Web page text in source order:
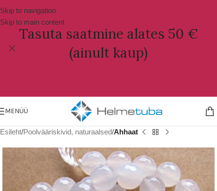
Skip to navigation
Skip to main content
Tasuta saatmine alates 50 €
(ainult kaup)
MENÜÜ
Esileht Poolvääriskivid, naturaalsed Ahhaat